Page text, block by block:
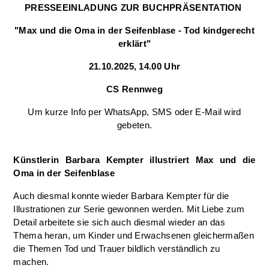
PRESSEEINLADUNG ZUR BUCHPRÄSENTATION
"Max und die Oma in der Seifenblase - Tod kindgerecht
erklärt"
21.10.2025, 14.00 Uhr
CS Rennweg
Um kurze Info per WhatsApp, SMS oder E-Mail wird
gebeten.
Künstlerin Barbara Kempter illustriert Max und die
Oma in der Seifenblase
Auch diesmal konnte wieder Barbara Kempter für die
Illustrationen zur Serie gewonnen werden. Mit Liebe zum
Detail arbeitete sie sich auch diesmal wieder an das
Thema heran, um Kinder und Erwachsenen gleichermaßen
die Themen Tod und Trauer bildlich verständlich zu
machen.